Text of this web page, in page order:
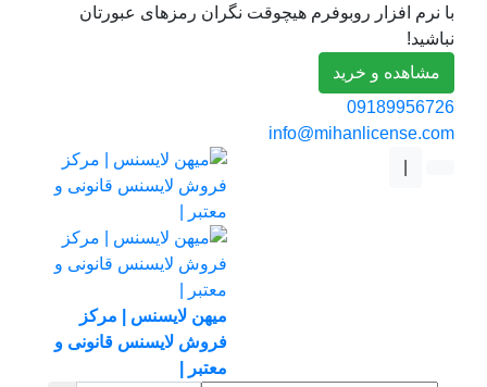
با نرم افزار روبوفرم هیچوقت نگران رمزهای عبورتان
نباشید!
مشاهده و خرید
09189956726
info@mihanlicense.com
میهن لایسنس | مرکز
فروش لایسنس قانونی و
معتبر |